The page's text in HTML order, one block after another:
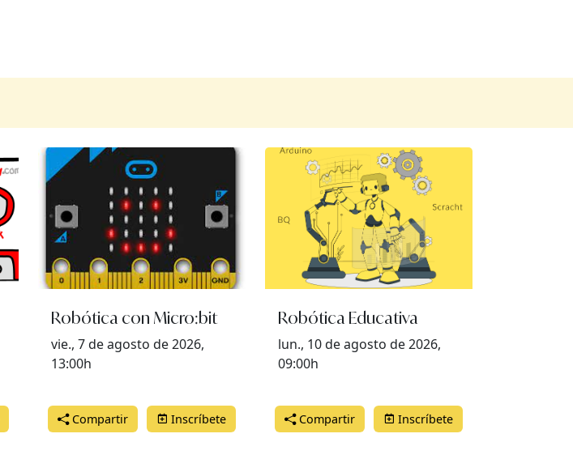
Robótica con Micro:bit
vie., 7 de agosto de 2026,
13:00h
Compartir Inscríbete
Robótica Educativa
lun., 10 de agosto de 2026,
09:00h
Compartir Inscríbete